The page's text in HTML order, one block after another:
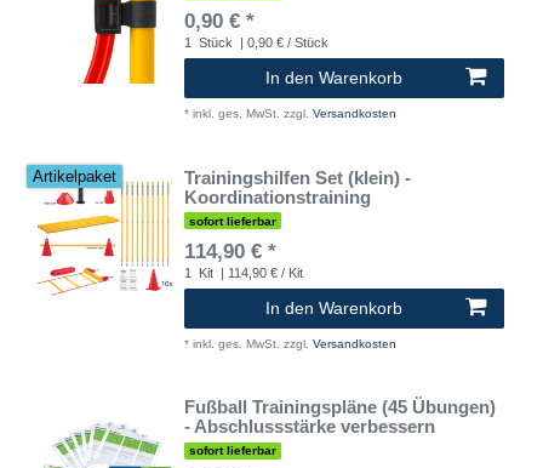
0,90 € *
1 Stück | 0,90 € / Stück
In den Warenkorb
* inkl. ges. MwSt. zzgl. Versandkosten
Artikelpaket
Trainingshilfen Set (klein) -
Koordinationstraining
sofort lieferbar
114,90 € *
1 Kit | 114,90 € / Kit
In den Warenkorb
* inkl. ges. MwSt. zzgl. Versandkosten
Fußball Trainingspläne (45 Übungen)
- Abschlussstärke verbessern
sofort lieferbar